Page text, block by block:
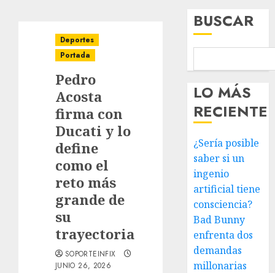
Deportes
Portada
Pedro
Acosta
firma con
Ducati y lo
define
como el
reto más
grande de
su
trayectoria
SOPORTEINFIX
JUNIO 26, 2026
BUSCAR
LO MÁS
RECIENTE
¿Sería posible
saber si un
ingenio
artificial tiene
consciencia?
Bad Bunny
enfrenta dos
demandas
millonarias